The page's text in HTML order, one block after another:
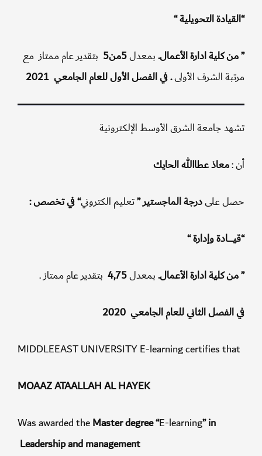
التحويلية “
كلية ادارة الأعمال.بمعدل5من5
بتقدير عام ممتاز مع
الشرف الأولى. في الفصل الأول للعام الجامعي 2021
جامعة الشرق الأوسط الإلكترونية
معاذ عطاالله الحايك
علىدرجةالماجستير ”تعليم الكتروني“في تخصص:
وإدارة “
ادارة الأعمال. بمعدل4,75 بتقدير عام ممتاز .
الثاني للعام الجامعي 2020
MIDDLEEAST UNIVERSITY E-learning certifies
MOAAZ ATAALLAH AL HAYEK
Was awarded theMasterdegree “E-learning
Leadership and management